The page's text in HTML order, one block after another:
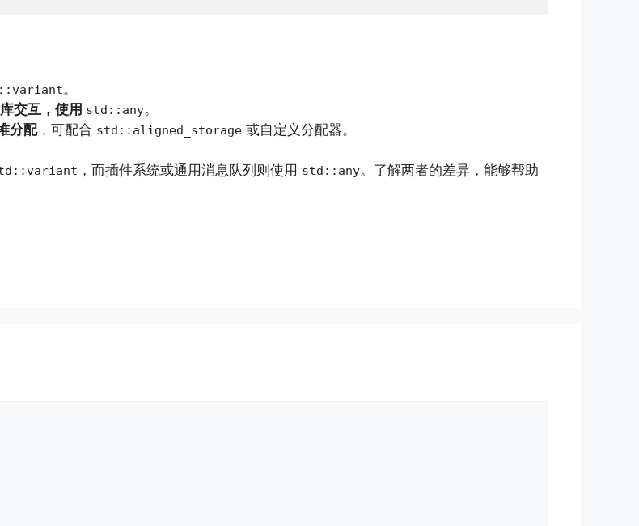
。
交互，使用 std::any。
分配，可配合 std::aligned_storage 或自定义分配器。
，而插件系统或通用消息队列则使用 std::any。了解两者的差异，能够帮助